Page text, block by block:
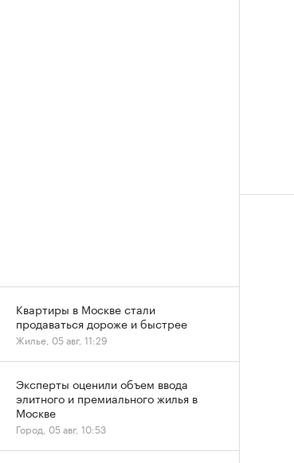
Квартиры в Москве стали
продаваться дороже и быстрее
Жилье, 05 авг, 11:29
Эксперты оценили объем ввода
элитного и премиального жилья в
Москве
Город, 05 авг, 10:53